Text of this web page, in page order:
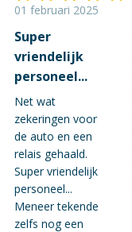
01 februari 2025
Super
vriendelijk
personeel...
Net wat
zekeringen voor
de auto en een
relais gehaald.
Super vriendelijk
personeel...
Meneer tekende
zelfs nog een